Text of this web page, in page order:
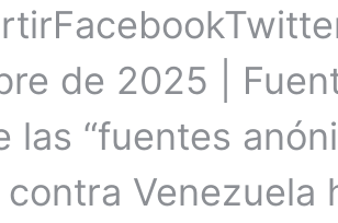
de 2025 |
las “fuentes
contra